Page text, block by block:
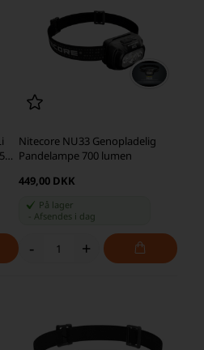
Nitecore NU33 Genopladelig
Pandelampe 700 lumen
449,00 DKK
På lager
Afsendes i dag
- +